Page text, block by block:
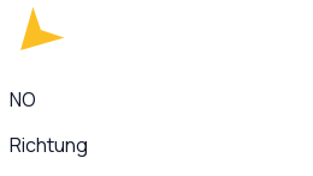
NO
Richtung